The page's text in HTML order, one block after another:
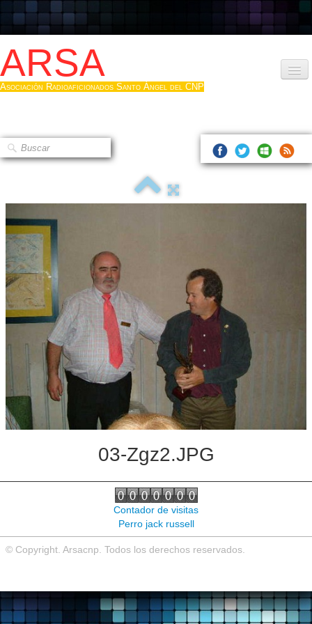
ARSA
Asociación Radioaficionados Santo Ángel del CNP
Que es la ARSA
Hacerse socio
Log diploma en Pdf
Fotos
Sistemas Digitales
Noticias de interés
Contacto
03-Zgz2.JPG
Contador de visitas
Perro jack russell
© Copyright. Arsacnp. Todos los derechos reservados.